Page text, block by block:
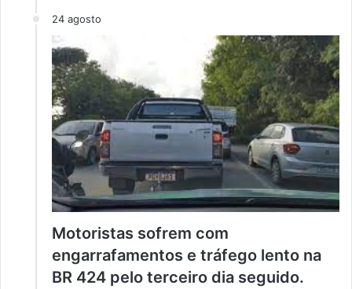
24 agosto
Motoristas sofrem com
engarrafamentos e tráfego lento na
BR 424 pelo terceiro dia seguido.